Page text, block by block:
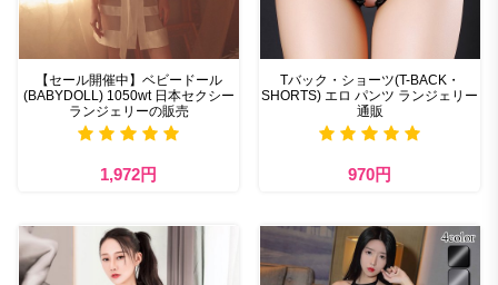
【セール開催中】ベビードール
(BABYDOLL) 1050wt 日本セクシー
ランジェリーの販売
1,972円
Tバック・ショーツ(T-BACK・
SHORTS) エロ パンツ ランジェリー
通販
970円